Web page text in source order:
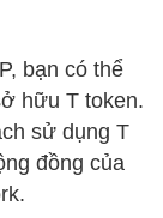
bạn có thể
hữu T token.
sử dụng T
đồng của